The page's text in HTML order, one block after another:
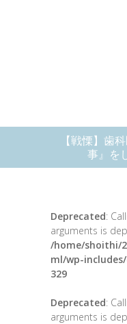
【戦慄】歯
事』を
Deprecated:
arguments is
/home/shoithi/
ml/wp-
329
Deprecated:
arguments is